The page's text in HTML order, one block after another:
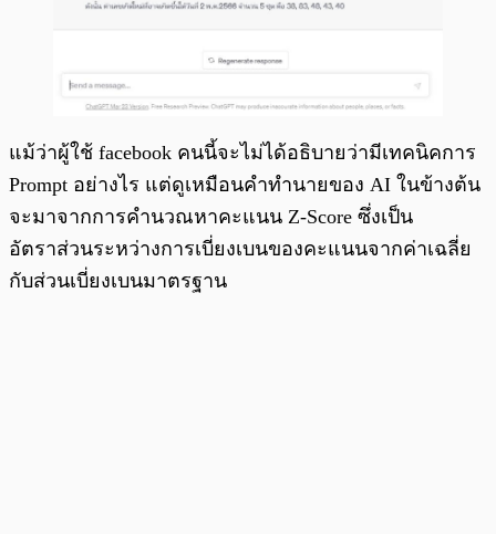
แม้ว่าผู้ใช้ facebook คนนี้จะไม่ได้อธิบายว่ามีเทคนิคการ
Prompt อย่างไร แต่ดูเหมือนคำทำนายของ AI ในข้างต้น
จะมาจากการคำนวณหาคะแนน Z-Score ซึ่งเป็น
อัตราส่วนระหว่างการเบี่ยงเบนของคะแนนจากค่าเฉลี่ย
กับส่วนเบี่ยงเบนมาตรฐาน